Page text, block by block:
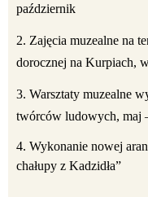
październik
2. Zajęcia muzealne na
dorocznej na Kurpiach,
3. Warsztaty muzealne
twórców ludowych, maj
4. Wykonanie nowej
chałupy z Kadzidła”